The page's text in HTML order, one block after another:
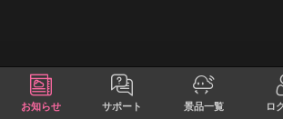
お知らせ サポート 景品一覧 ロ